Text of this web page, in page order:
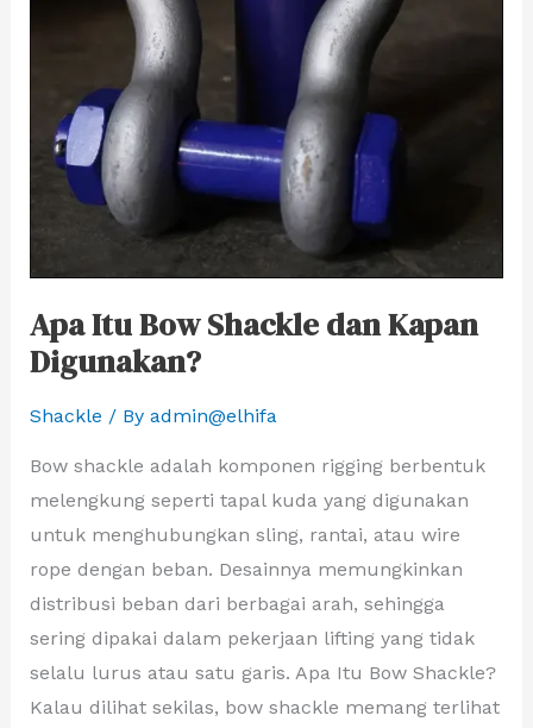
Apa Itu Bow Shackle dan Kapan
Digunakan?
Shackle / By admin@elhifa
Bow shackle adalah komponen rigging berbentuk
melengkung seperti tapal kuda yang digunakan
untuk menghubungkan sling, rantai, atau wire
rope dengan beban. Desainnya memungkinkan
distribusi beban dari berbagai arah, sehingga
sering dipakai dalam pekerjaan lifting yang tidak
selalu lurus atau satu garis. Apa Itu Bow Shackle?
Kalau dilihat sekilas, bow shackle memang terlihat
Digunakan?